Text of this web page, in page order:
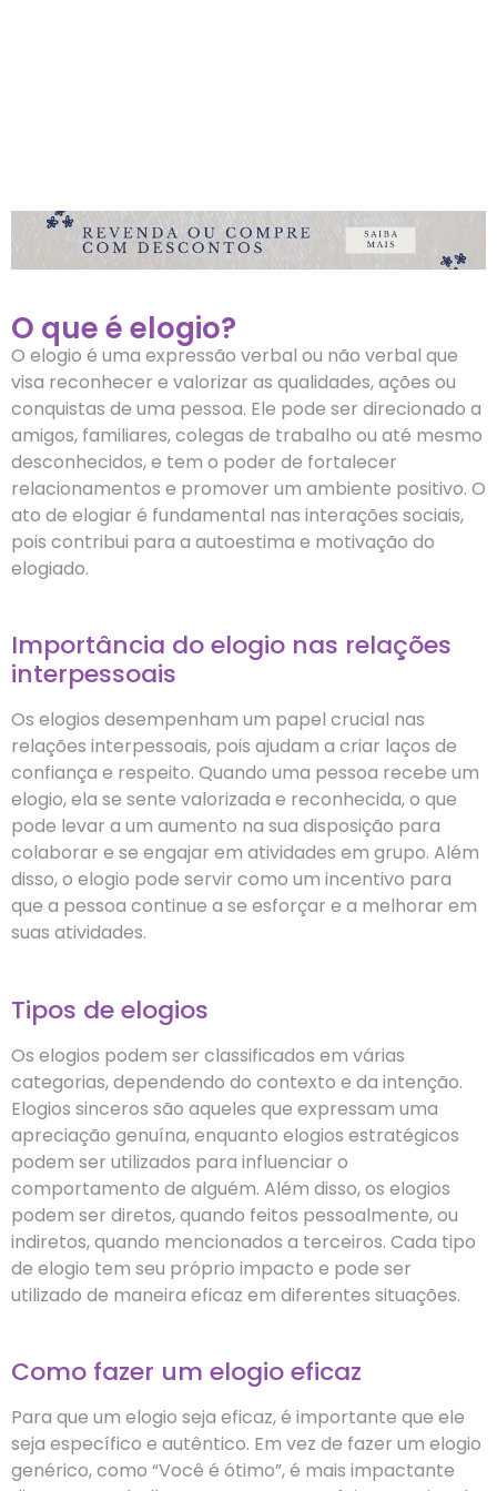
O que é elogio?
O elogio é uma expressão verbal ou não verbal que
visa reconhecer e valorizar as qualidades, ações ou
conquistas de uma pessoa. Ele pode ser direcionado a
amigos, familiares, colegas de trabalho ou até mesmo
desconhecidos, e tem o poder de fortalecer
relacionamentos e promover um ambiente positivo. O
ato de elogiar é fundamental nas interações sociais,
pois contribui para a autoestima e motivação do
elogiado.
Importância do elogio nas relações
interpessoais
Os elogios desempenham um papel crucial nas
relações interpessoais, pois ajudam a criar laços de
confiança e respeito. Quando uma pessoa recebe um
elogio, ela se sente valorizada e reconhecida, o que
pode levar a um aumento na sua disposição para
colaborar e se engajar em atividades em grupo. Além
disso, o elogio pode servir como um incentivo para
que a pessoa continue a se esforçar e a melhorar em
suas atividades.
Tipos de elogios
Os elogios podem ser classificados em várias
categorias, dependendo do contexto e da intenção.
Elogios sinceros são aqueles que expressam uma
apreciação genuína, enquanto elogios estratégicos
podem ser utilizados para influenciar o
comportamento de alguém. Além disso, os elogios
podem ser diretos, quando feitos pessoalmente, ou
indiretos, quando mencionados a terceiros. Cada tipo
de elogio tem seu próprio impacto e pode ser
utilizado de maneira eficaz em diferentes situações.
Como fazer um elogio eficaz
Para que um elogio seja eficaz, é importante que ele
seja específico e autêntico. Em vez de fazer um elogio
genérico, como “Você é ótimo”, é mais impactante